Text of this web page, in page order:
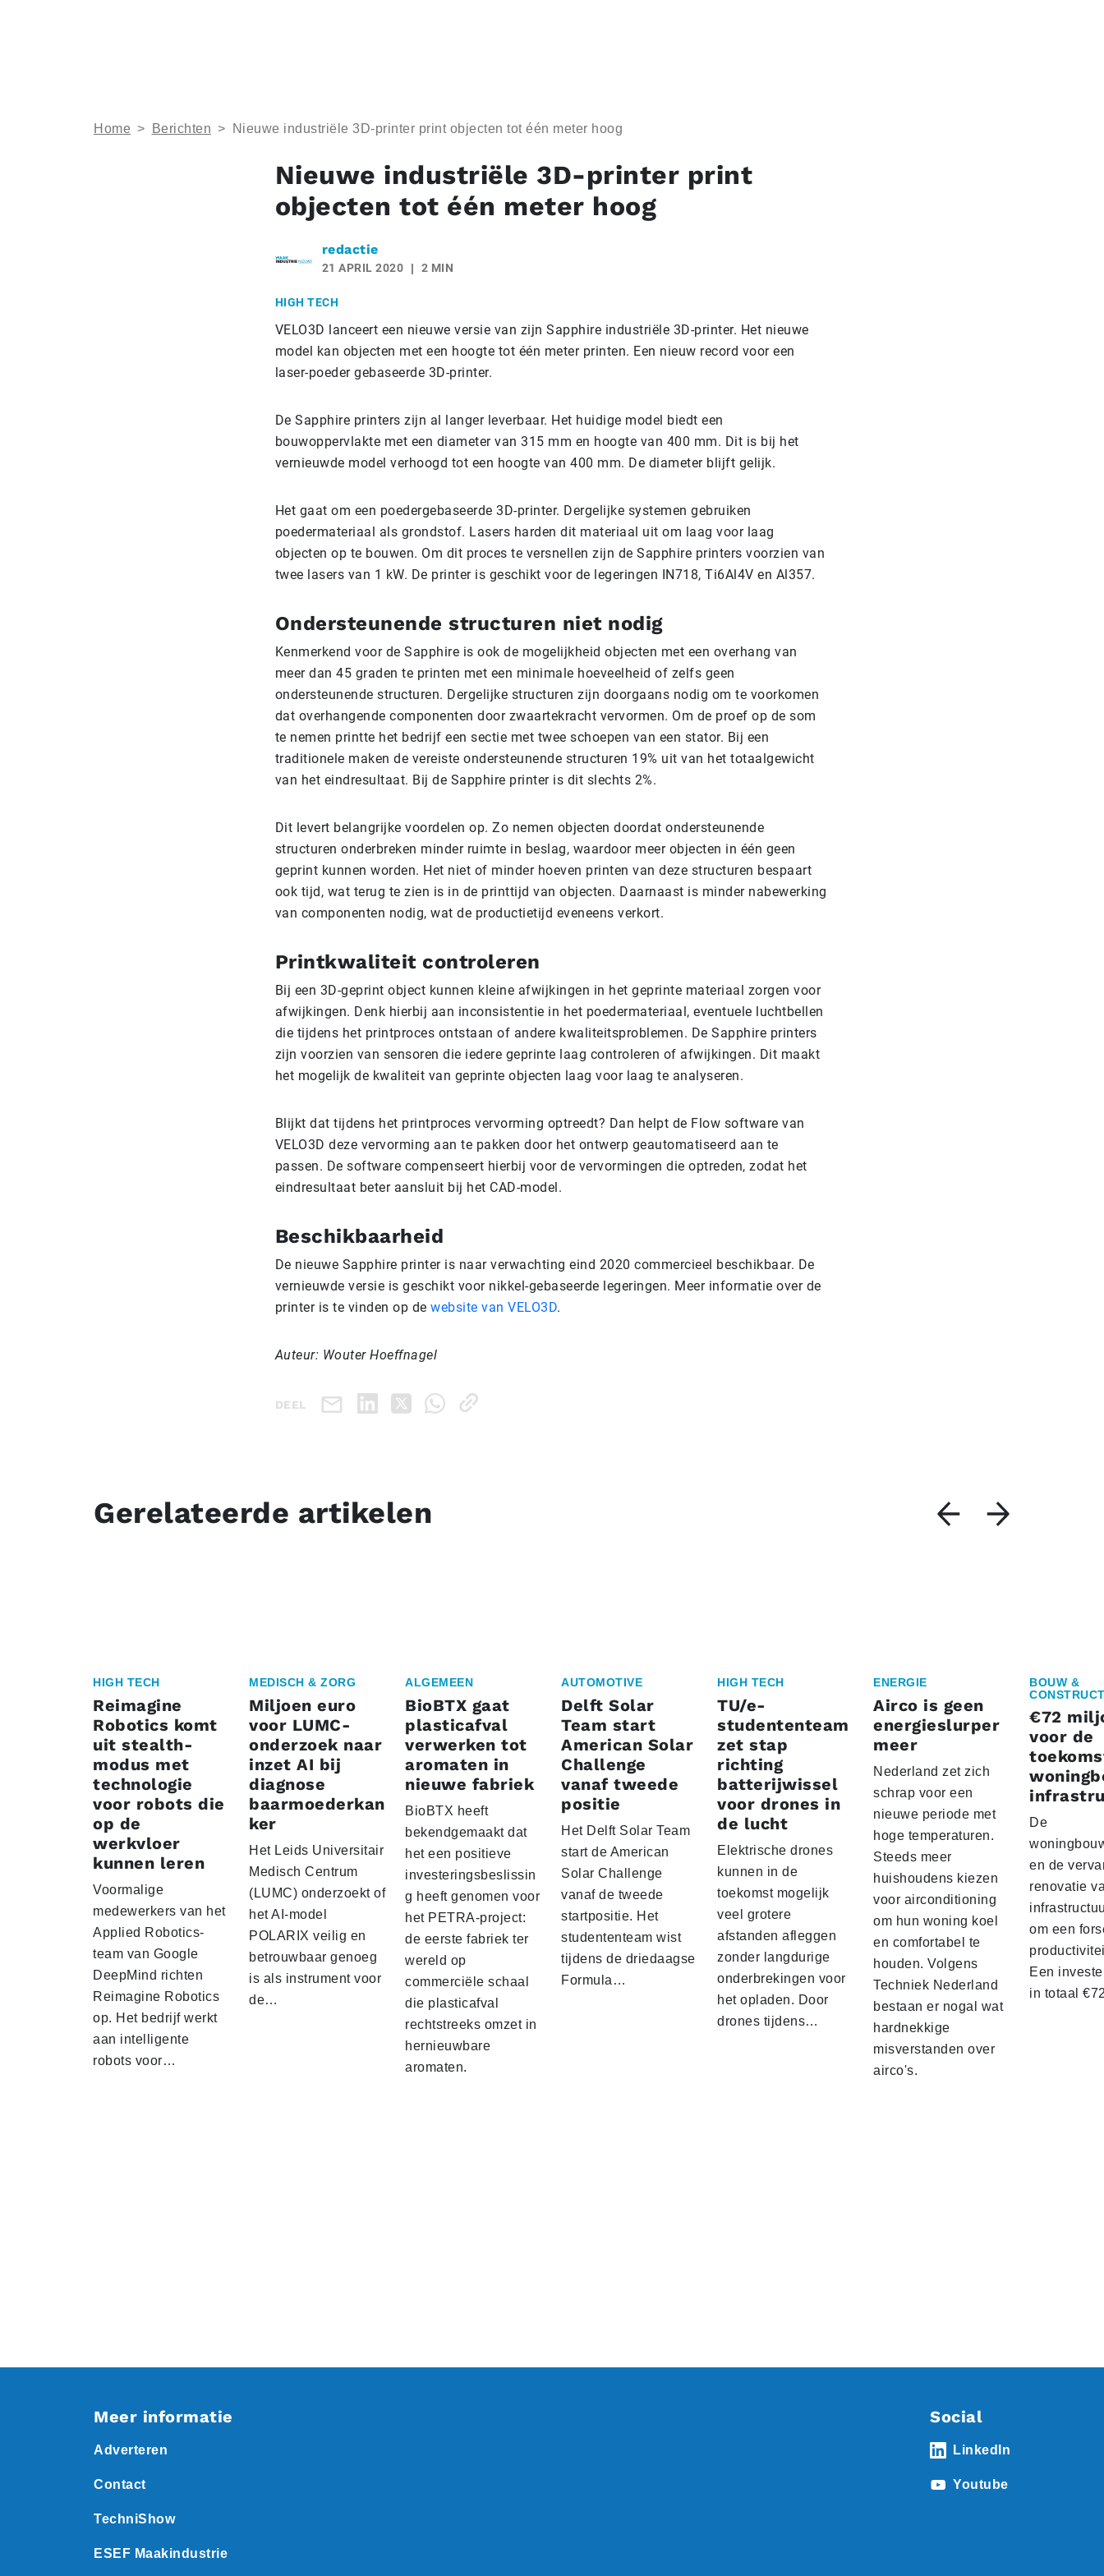
Home > Berichten > Nieuwe industriële 3D-printer print objecten tot één meter hoog
Nieuwe industriële 3D-printer print
objecten tot één meter hoog
redactie
21 APRIL 2020 2 MIN
HIGH TECH
VELO3D lanceert een nieuwe versie van zijn Sapphire industriële 3D-printer. Het nieuwe
model kan objecten met een hoogte tot één meter printen. Een nieuw record voor een
laser-poeder gebaseerde 3D-printer.
De Sapphire printers zijn al langer leverbaar. Het huidige model biedt een
bouwoppervlakte met een diameter van 315 mm en hoogte van 400 mm. Dit is bij het
vernieuwde model verhoogd tot een hoogte van 400 mm. De diameter blijft gelijk.
Het gaat om een poedergebaseerde 3D-printer. Dergelijke systemen gebruiken
poedermateriaal als grondstof. Lasers harden dit materiaal uit om laag voor laag
objecten op te bouwen. Om dit proces te versnellen zijn de Sapphire printers voorzien van
twee lasers van 1 kW. De printer is geschikt voor de legeringen IN718, Ti6Al4V en Al357.
Ondersteunende structuren niet nodig
Kenmerkend voor de Sapphire is ook de mogelijkheid objecten met een overhang van
meer dan 45 graden te printen met een minimale hoeveelheid of zelfs geen
ondersteunende structuren. Dergelijke structuren zijn doorgaans nodig om te voorkomen
dat overhangende componenten door zwaartekracht vervormen. Om de proef op de som
te nemen printte het bedrijf een sectie met twee schoepen van een stator. Bij een
traditionele maken de vereiste ondersteunende structuren 19% uit van het totaalgewicht
van het eindresultaat. Bij de Sapphire printer is dit slechts 2%.
Dit levert belangrijke voordelen op. Zo nemen objecten doordat ondersteunende
structuren onderbreken minder ruimte in beslag, waardoor meer objecten in één geen
geprint kunnen worden. Het niet of minder hoeven printen van deze structuren bespaart
ook tijd, wat terug te zien is in de printtijd van objecten. Daarnaast is minder nabewerking
van componenten nodig, wat de productietijd eveneens verkort.
Printkwaliteit controleren
Bij een 3D-geprint object kunnen kleine afwijkingen in het geprinte materiaal zorgen voor
afwijkingen. Denk hierbij aan inconsistentie in het poedermateriaal, eventuele luchtbellen
die tijdens het printproces ontstaan of andere kwaliteitsproblemen. De Sapphire printers
zijn voorzien van sensoren die iedere geprinte laag controleren of afwijkingen. Dit maakt
het mogelijk de kwaliteit van geprinte objecten laag voor laag te analyseren.
Blijkt dat tijdens het printproces vervorming optreedt? Dan helpt de Flow software van
VELO3D deze vervorming aan te pakken door het ontwerp geautomatiseerd aan te
passen. De software compenseert hierbij voor de vervormingen die optreden, zodat het
eindresultaat beter aansluit bij het CAD-model.
Beschikbaarheid
De nieuwe Sapphire printer is naar verwachting eind 2020 commercieel beschikbaar. De
vernieuwde versie is geschikt voor nikkel-gebaseerde legeringen. Meer informatie over de
printer is te vinden op de website van VELO3D.
Auteur: Wouter Hoeffnagel
DEEL
Gerelateerde artikelen
HIGH TECH
Reimagine
Robotics komt
uit stealth-
modus met
technologie
voor robots die
op de
werkvloer
kunnen leren
Voormalige
medewerkers van het
Applied Robotics-
team van Google
DeepMind richten
Reimagine Robotics
op. Het bedrijf werkt
aan intelligente
robots voor…
MEDISCH & ZORG
Miljoen euro
voor LUMC-
onderzoek naar
inzet AI bij
diagnose
baarmoederkan
ker
Het Leids Universitair
Medisch Centrum
(LUMC) onderzoekt of
het AI-model
POLARIX veilig en
betrouwbaar genoeg
is als instrument voor
de…
ALGEMEEN
BioBTX gaat
plasticafval
verwerken tot
aromaten in
nieuwe fabriek
BioBTX heeft
bekendgemaakt dat
het een positieve
investeringsbeslissin
g heeft genomen voor
het PETRA-project:
de eerste fabriek ter
wereld op
commerciële schaal
die plasticafval
rechtstreeks omzet in
hernieuwbare
aromaten.
AUTOMOTIVE
Delft Solar
Team start
American Solar
Challenge
vanaf tweede
positie
Het Delft Solar Team
start de American
Solar Challenge
vanaf de tweede
startpositie. Het
studententeam wist
tijdens de driedaagse
Formula…
HIGH TECH
TU/e-
studententeam
zet stap
richting
batterijwissel
voor drones in
de lucht
Elektrische drones
kunnen in de
toekomst mogelijk
veel grotere
afstanden afleggen
zonder langdurige
onderbrekingen voor
het opladen. Door
drones tijdens…
ENERGIE
Airco is geen
energieslurper
meer
Nederland zet zich
schrap voor een
nieuwe periode met
hoge temperaturen.
Steeds meer
huishoudens kiezen
voor airconditioning
om hun woning koel
en comfortabel te
houden. Volgens
Techniek Nederland
bestaan er nogal wat
hardnekkige
misverstanden over
airco's.
BOUW &
€72
voor de
De
en de
renovatie
om een
Een
in totaal
Meer informatie
Adverteren
Contact
TechniShow
ESEF Maakindustrie
Social
LinkedIn
Youtube